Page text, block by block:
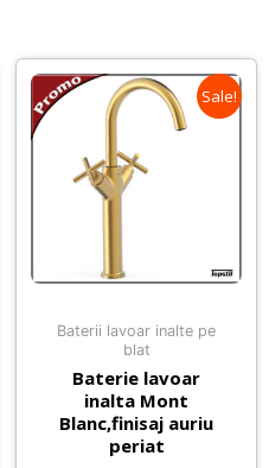
Sale!
Baterii lavoar inalte pe
blat
Baterie lavoar
inalta Mont
Blanc,finisaj auriu
periat